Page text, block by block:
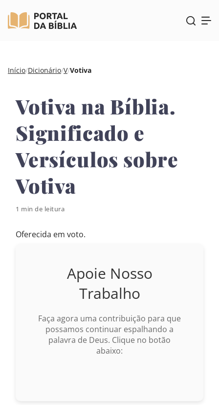
Pular
conteúdo
Início/Dicionário/V/Votiva
Votiva na Bíblia.
Significado e
Versículos sobre
Votiva
1 min de leitura
Oferecida em voto.
Apoie Nosso
Trabalho
Faça agora uma contribuição para que
possamos continuar espalhando a
palavra de Deus. Clique no botão
abaixo: